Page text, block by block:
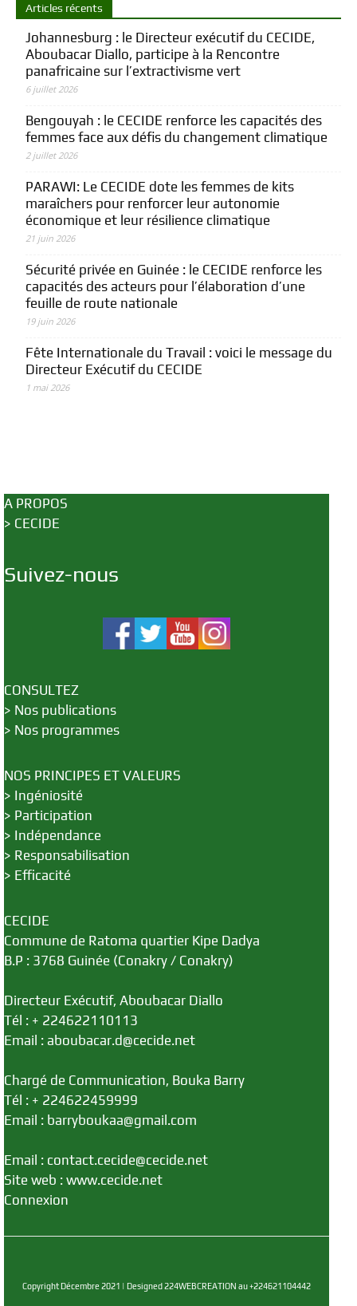
Articles récents
Johannesburg : le Directeur exécutif du CECIDE,
Aboubacar Diallo, participe à la Rencontre
panafricaine sur l’extractivisme vert
6 juillet 2026
Bengouyah : le CECIDE renforce les capacités des
femmes face aux défis du changement climatique
2 juillet 2026
PARAWI: Le CECIDE dote les femmes de kits
maraîchers pour renforcer leur autonomie
économique et leur résilience climatique
21 juin 2026
Sécurité privée en Guinée : le CECIDE renforce les
capacités des acteurs pour l’élaboration d’une
feuille de route nationale
19 juin 2026
Fête Internationale du Travail : voici le message du
Directeur Exécutif du CECIDE
1 mai 2026
A PROPOS
> CECIDE
Suivez-nous
CONSULTEZ
> Nos publications
> Nos programmes
NOS PRINCIPES ET VALEURS
> Ingéniosité
> Participation
> Indépendance
> Responsabilisation
> Efficacité
CECIDE
Commune de Ratoma quartier Kipe Dadya
B.P : 3768 Guinée (Conakry / Conakry)
Directeur Exécutif, Aboubacar Diallo
Tél : + 224622110113
Email : aboubacar.d@cecide.net
Chargé de Communication, Bouka Barry
Tél : + 224622459999
Email : barryboukaa@gmail.com
Email : contact.cecide@cecide.net
Site web : www.cecide.net
Connexion
Copyright Décembre 2021 | Designed 224WEBCREATION au +224621104442